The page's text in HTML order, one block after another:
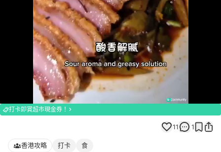
100.00%
打卡即賞超市現金券！
11 1
香港攻略 打卡 食